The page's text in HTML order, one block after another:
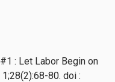
: Let Labor Begin on
80. doi :